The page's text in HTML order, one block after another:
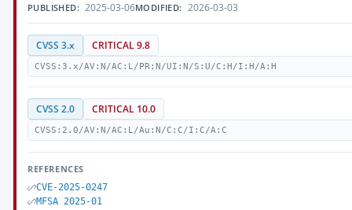
PUBLISHED: 2025-03-06MODIFIED: 2026-03-03
CVSS 3.x CRITICAL 9.8
CVSS:3.x/AV:N/AC:L/PR:N/UI:N/S:U/C:H/I:H/A:H
CVSS 2.0 CRITICAL 10.0
CVSS:2.0/AV:N/AC:L/Au:N/C:C/I:C/A:C
REFERENCES
CVE-2025-0247
MFSA 2025-01